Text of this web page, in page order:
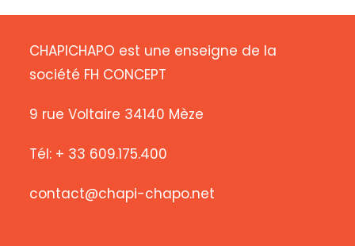
CHAPICHAPO est une enseigne de la
société FH CONCEPT
9 rue Voltaire 34140 Mèze
Tél: + 33 609.175.400
contact@chapi-chapo.net